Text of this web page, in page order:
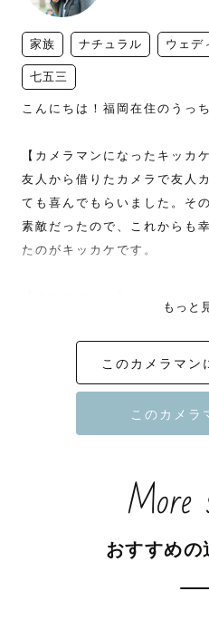
家族 ナチュラル ウェデ
七五三
こんにちは！福岡在住のうっ
【カメラマンになったキッカケ
友人から借りたカメラで友人
ても喜んでもらいました。そ
素敵だったので、これからも
たのがキッカケです。
引き出します。楽しそうに歩
子、クスッと笑った瞬間、一
せが連鎖するような写真を届
指示していませんが、ご要望
二児のパパです。ナチュラル
等）、前撮り撮影のご依頼が
もっと
このカメラマン
More
おすすめの